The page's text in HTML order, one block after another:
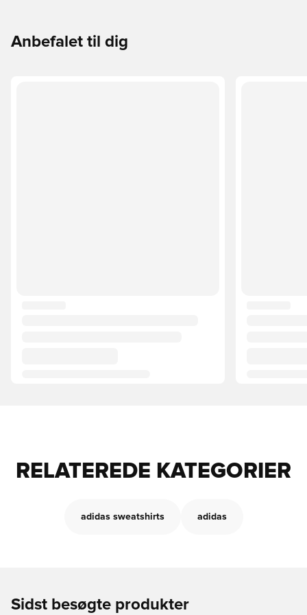
Anbefalet til dig
RELATEREDE KATEGORIER
adidas sweatshirts adidas
Sidst besøgte produkter